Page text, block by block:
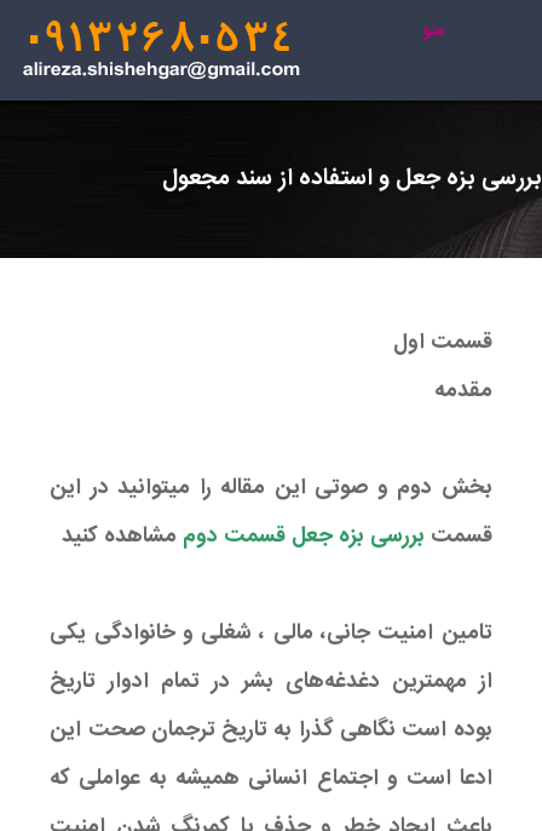
منو
بررسی بزه جعل و استفاده از سند مجعول
قسمت اول
مقدمه
بخش دوم و صوتی این مقاله را میتوانید در این
قسمت بررسی بزه جعل قسمت دوم مشاهده کنید
تامین امنیت جانی، مالی ، شغلی و خانوادگی یکی
از مهمترین دغدغه‌های بشر در تمام ادوار تاریخ
بوده است نگاهی گذرا به تاریخ ترجمان صحت این
ادعا است و اجتماع انسانی همیشه به عواملی که